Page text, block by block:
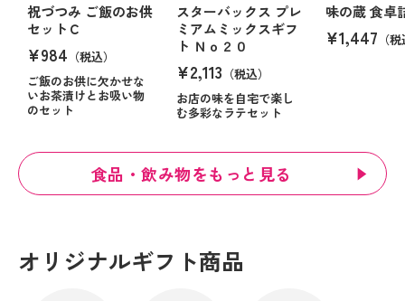
祝づつみ ご飯のお供
セットＣ
¥984 （税込）
ご飯のお供に欠かせな
いお茶漬けとお吸い物
のセット
スターバックス プレ
ミアムミックスギフ
ト Ｎｏ２０
¥2,113 （税込）
お店の味を自宅で楽し
む多彩なラテセット
味の蔵 食卓
¥1,447 （
食品・飲み物をもっと見る
オリジナルギフト商品